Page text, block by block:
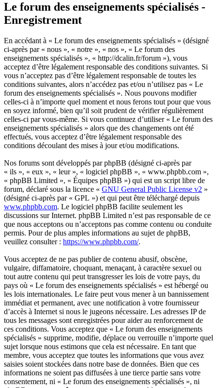
Le forum des enseignements spécialisés -
Enregistrement
En accédant à « Le forum des enseignements spécialisés » (désigné
ci-après par « nous », « notre », « nos », « Le forum des
enseignements spécialisés », « http://dcalin.fr/forum »), vous
acceptez d’être légalement responsable des conditions suivantes. Si
vous n’acceptez pas d’être légalement responsable de toutes les
conditions suivantes, alors n’accédez pas et/ou n’utilisez pas « Le
forum des enseignements spécialisés ». Nous pouvons modifier
celles-ci à n’importe quel moment et nous ferons tout pour que vous
en soyez informé, bien qu’il soit prudent de vérifier régulièrement
celles-ci par vous-même. Si vous continuez d’utiliser « Le forum des
enseignements spécialisés » alors que des changements ont été
effectués, vous acceptez d’être légalement responsable des
conditions découlant des mises à jour et/ou modifications.
Nos forums sont développés par phpBB (désigné ci-après par
« ils », « eux », « leur », « logiciel phpBB », « www.phpbb.com »,
« phpBB Limited », « Équipes phpBB ») qui est un script libre de
forum, déclaré sous la licence « GNU General Public License v2 »
(désigné ci-après par « GPL ») et qui peut être téléchargé depuis
www.phpbb.com. Le logiciel phpBB facilite seulement les
discussions sur Internet. phpBB Limited n’est pas responsable de ce
que nous acceptons ou n’acceptons pas comme contenu ou conduite
permis. Pour de plus amples informations au sujet de phpBB,
veuillez consulter : https://www.phpbb.com/.
Vous acceptez de ne pas publier de contenu abusif, obscène,
vulgaire, diffamatoire, choquant, menaçant, à caractère sexuel ou
tout autre contenu qui peut transgresser les lois de votre pays, du
pays où « Le forum des enseignements spécialisés » est hébergé ou
les lois internationales. Le faire peut vous mener à un bannissement
immédiat et permanent, avec une notification à votre fournisseur
d’accès à Internet si nous le jugeons nécessaire. Les adresses IP de
tous les messages sont enregistrées pour aider au renforcement de
ces conditions. Vous acceptez que « Le forum des enseignements
spécialisés » supprime, modifie, déplace ou verrouille n’importe quel
sujet lorsque nous estimons que cela est nécessaire. En tant que
membre, vous acceptez que toutes les informations que vous avez
saisies soient stockées dans notre base de données. Bien que ces
informations ne soient pas diffusées à une tierce partie sans votre
consentement, ni « Le forum des enseignements spécialisés », ni